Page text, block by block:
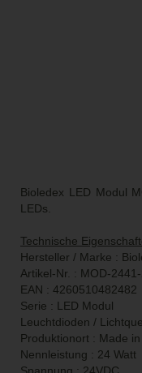
Bioledex LED Modul
LEDs.
Technische
Hersteller / Marke :
Artikel-Nr. : MOD-
EAN : 4260510482482
Serie : LED Modul
Leuchtdioden /
Produktionort : Made
Nennleistung : 24 Watt